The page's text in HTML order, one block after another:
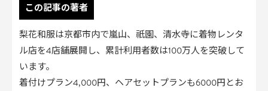
この記事の著者
梨花和服は京都市内で嵐山、祇園、清水寺に着物レンタ
ル店を4店舗展開し、累計利用者数は100万人を突破して
います。
着付けプラン4,000円、ヘアセットプランも6000円とお